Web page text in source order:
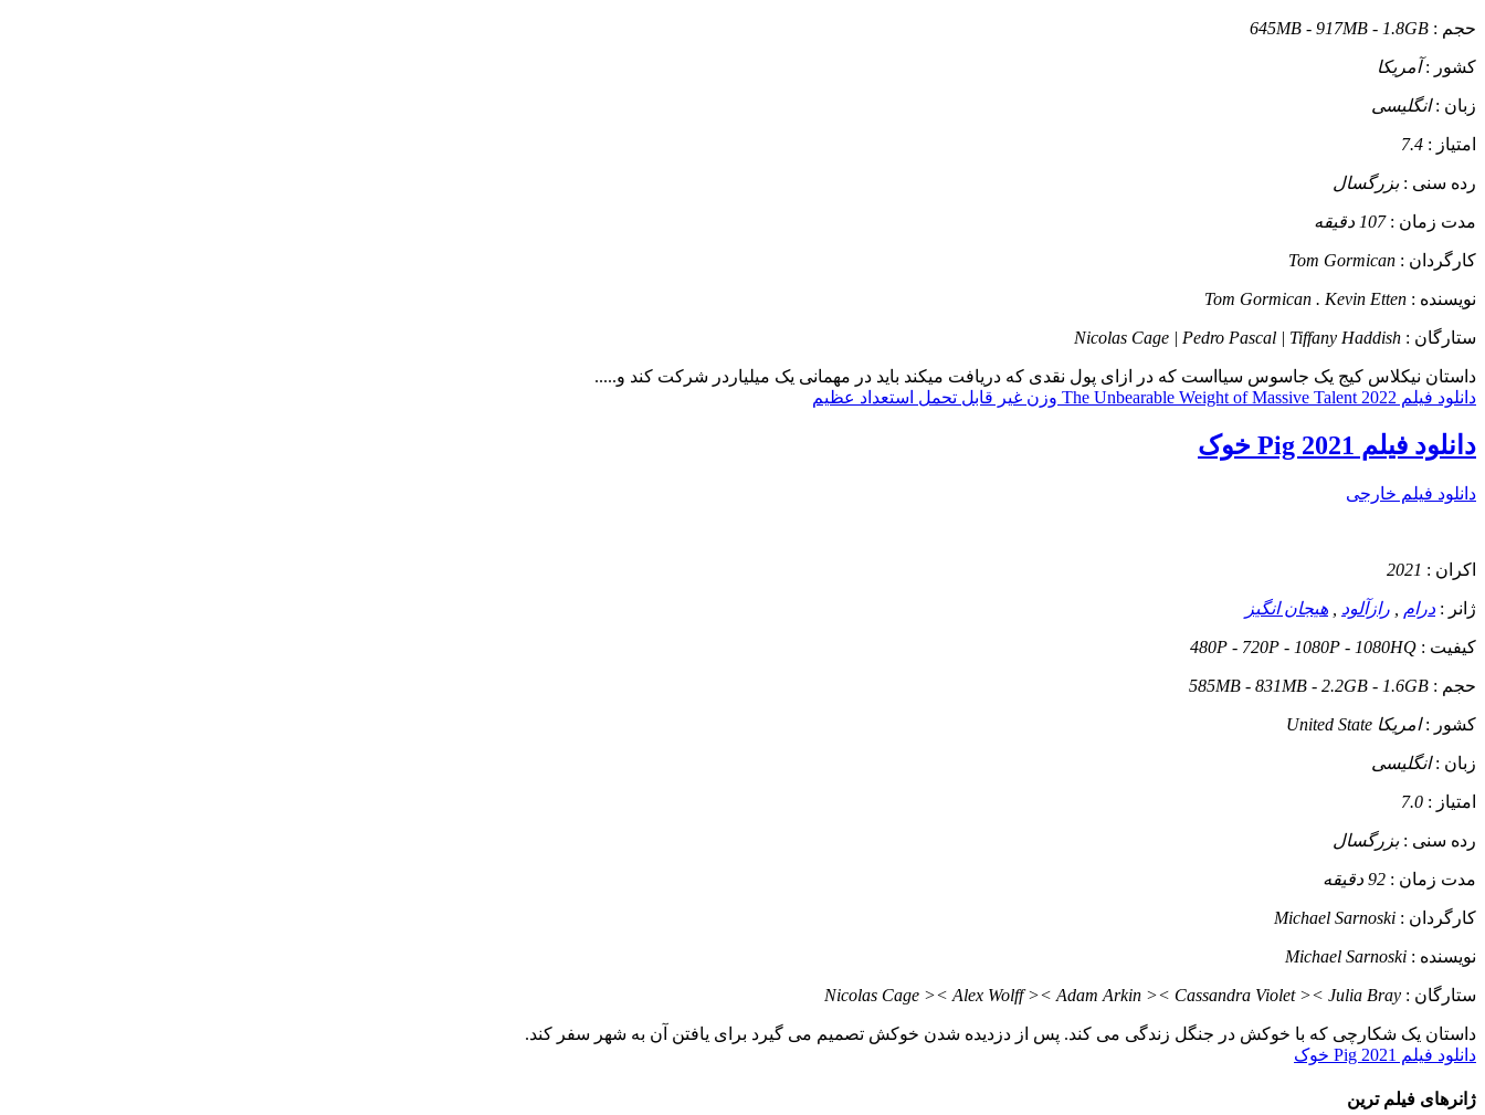
حجم : 645MB - 917MB - 1.8GB
کشور :آمریکا
زبان :انگلیسی
امتیاز : 7.4
رده سنی :بزرگسال
مدت زمان :107 دقیقه
کارگردان : Tom Gormican
نویسنده : Tom Gormican . Kevin Etten
ستارگان : Nicolas Cage | Pedro Pascal | Tiffany Haddish
داستان نیکلاس کیج یک جاسوس سیااست که در ازای پول نقدی که دریافت میکند باید در مهمانی یک میلیاردر شرکت کند و.....
دانلود فیلم The Unbearable Weight of Massive Talent 2022 وزن غیر قابل تحمل استعداد عظیم
دانلود فیلم Pig 2021 خوک
دانلود فیلم خارجی
اکران : 2021
ژانر : درام رازآلود هیجان انگیز
کیفیت : 480P - 720P - 1080P - 1080HQ
حجم : 585MB - 831MB - 2.2GB - 1.6GB
کشور :امریکا United State
زبان :انگلیسی
امتیاز : 7.0
رده سنی :بزرگسال
مدت زمان : 92 دقیقه
کارگردان : Michael Sarnoski
نویسنده : Michael Sarnoski
ستارگان : Nicolas Cage >< Alex Wolff >< Adam Arkin >< Cassandra Violet >< Julia Bray
داستان یک شکارچی که با خوکش در جنگل زندگی می کند. پس از دزدیده شدن خوکش تصمیم می گیرد برای یافتن آن به شهر سفر کند.
دانلود فیلم Pig 2021 خوک
ژانرهای فیلم ترین